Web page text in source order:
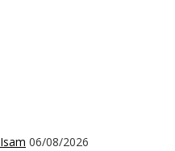
06/08/2026